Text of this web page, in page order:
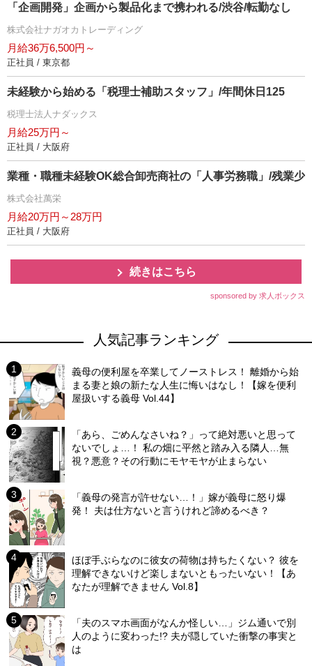
「企画開発」企画から製品化まで携われる/渋谷/転勤なし
株式会社ナガオカトレーディング
月給36万6,500円～
正社員 / 東京都
未経験から始める「税理士補助スタッフ」/年間休日125
税理士法人ナダックス
月給25万円～
正社員 / 大阪府
業種・職種未経験OK総合卸売商社の「人事労務職」/残業少
株式会社萬栄
月給20万円～28万円
正社員 / 大阪府
続きはこちら
sponsored by 求人ボックス
人気記事ランキング
義母の便利屋を卒業してノーストレス！ 離婚から始
まる妻と娘の新たな人生に悔いはなし！【嫁を便利
屋扱いする義母 Vol.44】
「あら、ごめんなさいね？」って絶対悪いと思って
ないでしょ…！ 私の畑に平然と踏み入る隣人…無
視？悪意？その行動にモヤモヤが止まらない
「義母の発言が許せない…！」嫁が義母に怒り爆
発！ 夫は仕方ないと言うけれど諦めるべき？
ほぼ手ぶらなのに彼女の荷物は持ちたくない？ 彼を
理解できないけど楽しまないともったいない！【あ
なたが理解できません Vol.8】
「夫のスマホ画面がなんか怪しい…」ジム通いで別
人のように変わった!? 夫が隠していた衝撃の事実と
は